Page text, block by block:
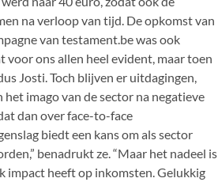
na verloop van tijd. De opkomst van
van testament.be was ook
ons allen heel evident, maar toen
Josti. Toch blijven er uitdagingen,
het imago van de sector na negatieve
dan over face-to-face
biedt een kans om als sector
benadrukt ze. “Maar het nadeel is
impact heeft op inkomsten. Gelukkig